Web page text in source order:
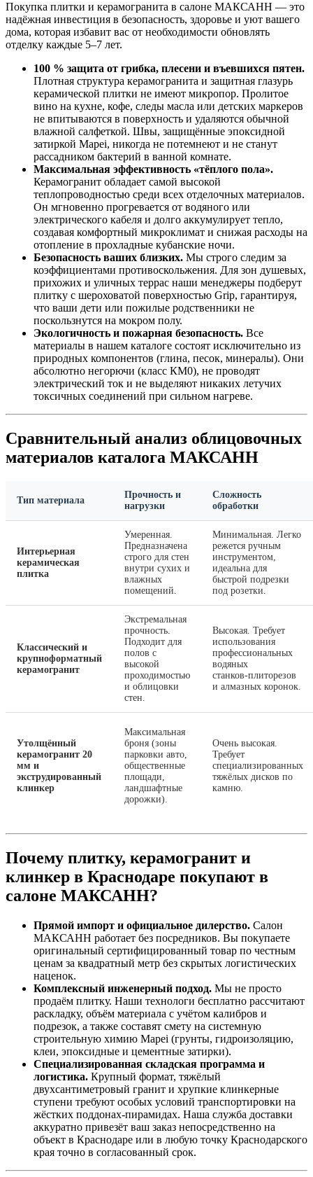
Покупка плитки и керамогранита в салоне МАКСАНН — это
надёжная инвестиция в безопасность, здоровье и уют вашего
дома, которая избавит вас от необходимости обновлять
отделку каждые 5–7 лет.
100 % защита от грибка, плесени и въевшихся пятен.
Плотная структура керамогранита и защитная глазурь
керамической плитки не имеют микропор. Пролитое
вино на кухне, кофе, следы масла или детских маркеров
не впитываются в поверхность и удаляются обычной
влажной салфеткой. Швы, защищённые эпоксидной
затиркой Mapei, никогда не потемнеют и не станут
рассадником бактерий в ванной комнате.
Максимальная эффективность «тёплого пола».
Керамогранит обладает самой высокой
теплопроводностью среди всех отделочных материалов.
Он мгновенно прогревается от водяного или
электрического кабеля и долго аккумулирует тепло,
создавая комфортный микроклимат и снижая расходы на
отопление в прохладные кубанские ночи.
Безопасность ваших близких. Мы строго следим за
коэффициентами противоскольжения. Для зон душевых,
прихожих и уличных террас наши менеджеры подберут
плитку с шероховатой поверхностью Grip, гарантируя,
что ваши дети или пожилые родственники не
поскользнутся на мокром полу.
Экологичность и пожарная безопасность. Все
материалы в нашем каталоге состоят исключительно из
природных компонентов (глина, песок, минералы). Они
абсолютно негорючи (класс КМ0), не проводят
электрический ток и не выделяют никаких летучих
токсичных соединений при сильном нагреве.
Сравнительный анализ облицовочных
материалов каталога МАКСАНН
Тип материала
Прочность и
нагрузки
Сложность
обработки
Интерьерная
керамическая
плитка
Умеренная.
Предназначена
строго для стен
внутри сухих и
влажных
помещений.
Минимальная. Легко
режется ручным
инструментом,
идеальна для
быстрой подрезки
под розетки.
Классический и
крупноформатный
керамогранит
Экстремальная
прочность.
Подходит для
полов с
высокой
проходимостью
и облицовки
стен.
Высокая. Требует
использования
профессиональных
водяных
станков‑плиторезов
и алмазных коронок.
Утолщённый
керамогранит 20
мм и
экструдированный
клинкер
Максимальная
броня (зоны
парковки авто,
общественные
площади,
ландшафтные
дорожки).
Очень высокая.
Требует
специализированных
тяжёлых дисков по
камню.
Почему плитку, керамогранит и
клинкер в Краснодаре покупают в
салоне МАКСАНН?
Прямой импорт и официальное дилерство. Салон
МАКСАНН работает без посредников. Вы покупаете
оригинальный сертифицированный товар по честным
ценам за квадратный метр без скрытых логистических
наценок.
Комплексный инженерный подход. Мы не просто
продаём плитку. Наши технологи бесплатно рассчитают
раскладку, объём материала с учётом калибров и
подрезок, а также составят смету на системную
строительную химию Mapei (грунты, гидроизоляцию,
клеи, эпоксидные и цементные затирки).
Специализированная складская программа и
логистика. Крупный формат, тяжёлый
двухсантиметровый гранит и хрупкие клинкерные
ступени требуют особых условий транспортировки на
жёстких поддонах‑пирамидах. Наша служба доставки
аккуратно привезёт ваш заказ непосредственно на
объект в Краснодаре или в любую точку Краснодарского
края точно в согласованный срок.